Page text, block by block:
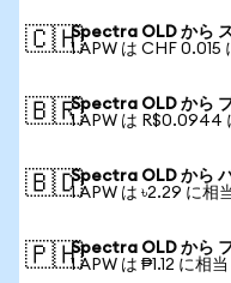
🇨🇭Spectra OLD から
1 APW は CHF 0.015
🇧🇷Spectra OLD から
1 APW は R$0.0944
🇧🇩Spectra OLD から
1 APW は ৳2.29 に相
🇵🇭Spectra OLD から
1 APW は ₱1.12 に相当